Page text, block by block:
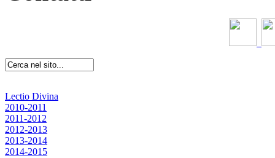
Lectio Divina
2010-2011
2011-2012
2012-2013
2013-2014
2014-2015